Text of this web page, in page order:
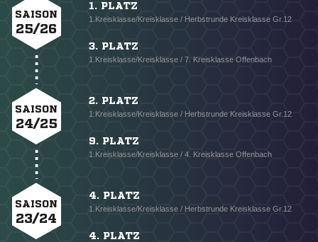
SAISON
25/26
1. PLATZ
1.Kreisklasse/Kreisklasse / Herbstrunde Kreisklasse Gr.12
3. PLATZ
1.Kreisklasse/Kreisklasse / 7. Kreisklasse Offenbach
SAISON
24/25
2. PLATZ
1.Kreisklasse/Kreisklasse / Herbstrunde Kreisklasse Gr.12
9. PLATZ
1.Kreisklasse/Kreisklasse / 4. Kreisklasse Offenbach
SAISON
23/24
4. PLATZ
1.Kreisklasse/Kreisklasse / Herbstrunde Kreisklasse Gr.12
4. PLATZ